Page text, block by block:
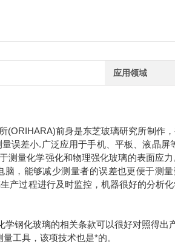
应用领域
前身是东芝玻璃研究所制作
误差小.广泛应用于手机、平板、液晶
测量化学强化和物理强化玻璃的表面应
，能够减少测量者的误差也更便于测
产过程进行及时监控，机器很好的分析
钢化玻璃的相关条款可以很好对照得出
工具，该项技术也是*的。